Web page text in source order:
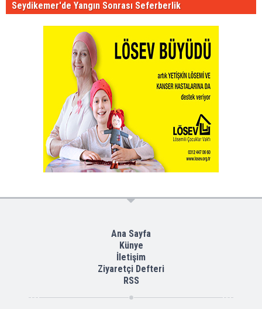
Seydikemer'de Yangın Sonrası Seferberlik
Ana Sayfa
Künye
İletişim
Ziyaretçi Defteri
RSS